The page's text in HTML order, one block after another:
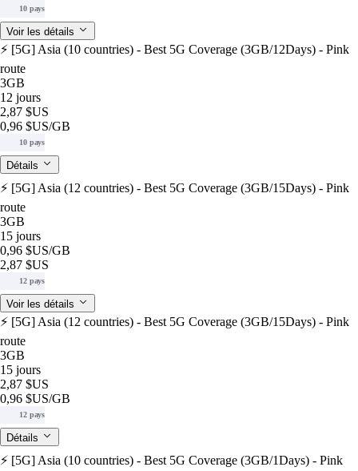
10 pays
Voir les détails
⚡️ [5G] Asia (10 countries) - Best 5G Coverage (3GB/12Days) - Pink
route
3GB
12 jours
2,87 $US
0,96 $US/GB
10 pays
Détails
⚡️ [5G] Asia (12 countries) - Best 5G Coverage (3GB/15Days) - Pink
route
3GB
15 jours
0,96 $US/GB
2,87 $US
12 pays
Voir les détails
⚡️ [5G] Asia (12 countries) - Best 5G Coverage (3GB/15Days) - Pink
route
3GB
15 jours
2,87 $US
0,96 $US/GB
12 pays
Détails
⚡️ [5G] Asia (10 countries) - Best 5G Coverage (3GB/1Days) - Pink